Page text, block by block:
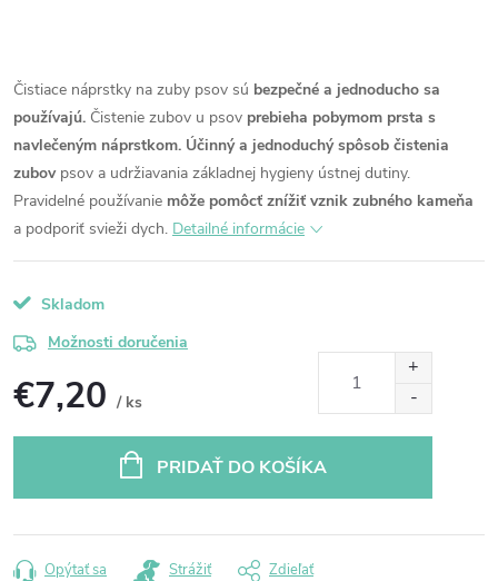
Čistiace náprstky na zuby psov sú bezpečné a jednoducho sa
používajú. Čistenie zubov u psov prebieha pobymom prsta s
navlečeným náprstkom. Účinný a jednoduchý spôsob čistenia
zubovpsov a udržiavania základnej hygieny ústnej dutiny.
Pravidelné používanie môže pomôcť znížiť vznik zubného kameňa
a podporiť svieži dych. Detailné informácie
Skladom
Možnosti doručenia
€7,20 / ks
PRIDAŤ DO KOŠÍKA
Opýtať sa Strážiť Zdieľať